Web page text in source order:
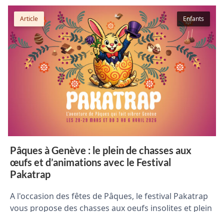
Enfants
Article
Pâques à Genève : le plein de chasses aux
œufs et d’animations avec le Festival
Pakatrap
A l'occasion des fêtes de Pâques, le festival Pakatrap
vous propose des chasses aux oeufs insolites et plein